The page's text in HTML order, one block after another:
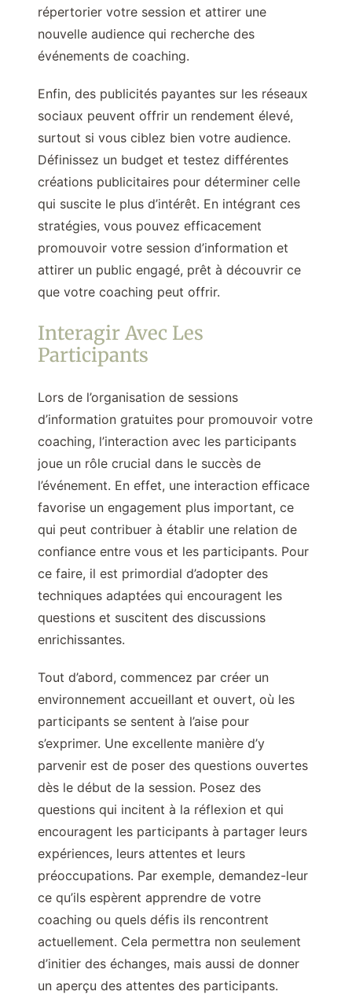
répertorier votre session et attirer une
nouvelle audience qui recherche des
événements de coaching.
Enfin, des publicités payantes sur les réseaux
sociaux peuvent offrir un rendement élevé,
surtout si vous ciblez bien votre audience.
Définissez un budget et testez différentes
créations publicitaires pour déterminer celle
qui suscite le plus d’intérêt. En intégrant ces
stratégies, vous pouvez efficacement
promouvoir votre session d’information et
attirer un public engagé, prêt à découvrir ce
que votre coaching peut offrir.
Interagir Avec Les
Participants
Lors de l’organisation de sessions
d’information gratuites pour promouvoir votre
coaching, l’interaction avec les participants
joue un rôle crucial dans le succès de
l’événement. En effet, une interaction efficace
favorise un engagement plus important, ce
qui peut contribuer à établir une relation de
confiance entre vous et les participants. Pour
ce faire, il est primordial d’adopter des
techniques adaptées qui encouragent les
questions et suscitent des discussions
enrichissantes.
Tout d’abord, commencez par créer un
environnement accueillant et ouvert, où les
participants se sentent à l’aise pour
s’exprimer. Une excellente manière d’y
parvenir est de poser des questions ouvertes
dès le début de la session. Posez des
questions qui incitent à la réflexion et qui
encouragent les participants à partager leurs
expériences, leurs attentes et leurs
préoccupations. Par exemple, demandez-leur
ce qu’ils espèrent apprendre de votre
coaching ou quels défis ils rencontrent
actuellement. Cela permettra non seulement
d’initier des échanges, mais aussi de donner
un aperçu des attentes des participants.